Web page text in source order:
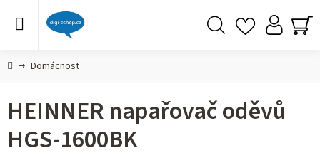
DomůDomácnost
HEINNER napařovač oděvů
HGS-1600BK